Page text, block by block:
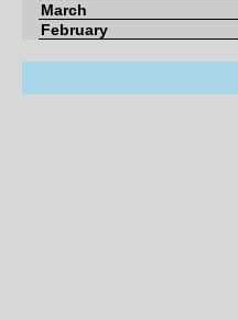
March
February